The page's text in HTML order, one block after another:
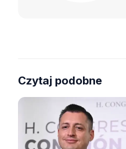
Czytaj podobne